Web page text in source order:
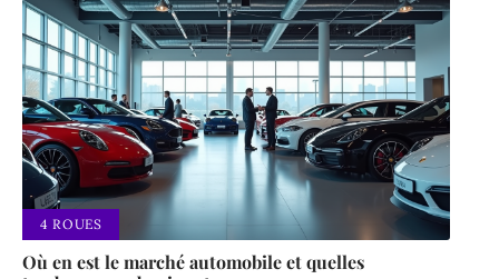
4 ROUES
Où en est le marché automobile et quelles